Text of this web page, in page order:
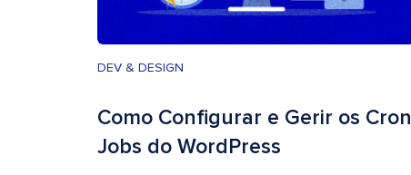
DEV & DESIGN
Como Configurar e Gerir os Cron
Jobs do WordPress